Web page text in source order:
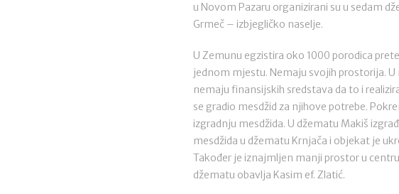
u Novom Pazaru organizirani su u sedam
Grmeč – izbjegličko naselje.
U Zemunu egzistira oko 1000 porodica
jednom mjestu. Nemaju svojih prostorija.
nemaju finansijskih sredstava da to i
se gradio mesdžid za njihove potrebe.
izgradnju mesdžida. U džematu Makiš
mesdžida u džematu Krnjača i objekat je
Također je iznajmljen manji prostor u
džematu obavlja Kasim ef. Zlatić.